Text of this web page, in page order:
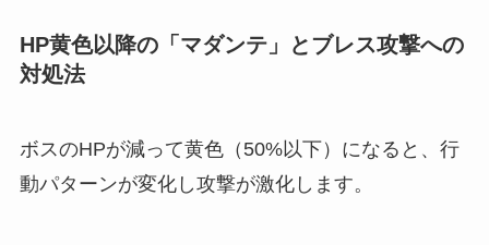
HP黄色以降の「マダンテ」とブレス攻撃への
対処法
ボスのHPが減って黄色（50%以下）になると、行
動パターンが変化し攻撃が激化します。